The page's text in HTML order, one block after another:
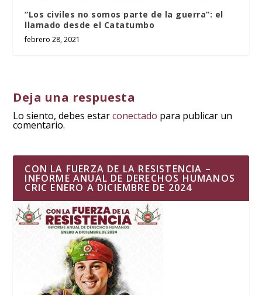
“Los civiles no somos parte de la guerra”: el
llamado desde el Catatumbo
febrero 28, 2021
Deja una respuesta
Lo siento, debes estarconectado para publicar un
comentario.
CON LA FUERZA DE LA RESISTENCIA –
INFORME ANUAL DE DERECHOS HUMANOS
CRIC ENERO A DICIEMBRE DE 2024